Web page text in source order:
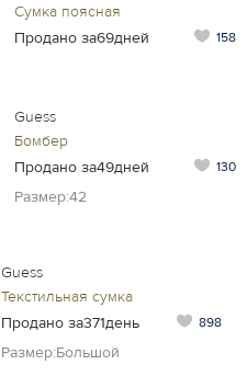
Сумка поясная
Продано за69дней
158
Guess
Бомбер
Продано за49дней
130
Размер:42
Guess
Текстильная сумка
Продано за371день
898
Размер:Большой